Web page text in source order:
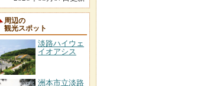
周辺の
観光スポット
淡路ハイウェ
イオアシス
洲本市立淡路